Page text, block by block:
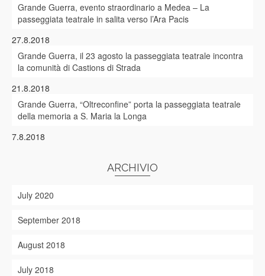
Grande Guerra, evento straordinario a Medea – La
passeggiata teatrale in salita verso l’Ara Pacis
27.8.2018
Grande Guerra, il 23 agosto la passeggiata teatrale incontra
la comunità di Castions di Strada
21.8.2018
Grande Guerra, “Oltreconfine” porta la passeggiata teatrale
della memoria a S. Maria la Longa
7.8.2018
ARCHIVIO
July 2020
September 2018
August 2018
July 2018